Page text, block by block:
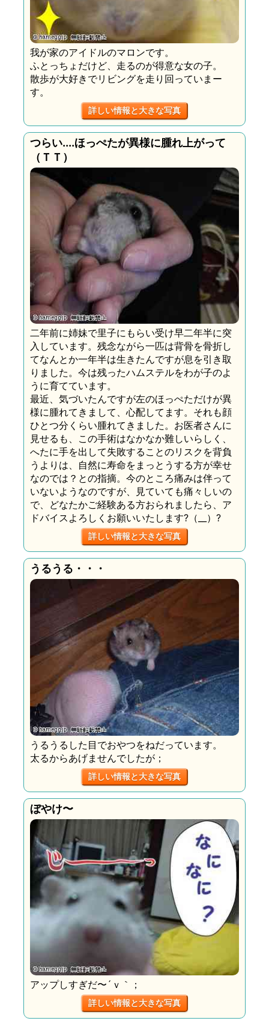
我が家のアイドルのマロンです。
ふとっちょだけど、走るのが得意な女の子。
散歩が大好きでリビングを走り回っていまー
す。
詳しい情報と大きな写真
つらい....ほっぺたが異様に腫れ上がって
（ＴＴ）
二年前に姉妹で里子にもらい受け早二年半に突
入しています。残念ながら一匹は背骨を骨折し
てなんとか一年半は生きたんですが息を引き取
りました。今は残ったハムステルをわが子のよ
うに育てています。
最近、気づいたんですが左のほっぺただけが異
様に腫れてきまして、心配してます。それも顔
ひとつ分くらい腫れてきました。お医者さんに
見せるも、この手術はなかなか難しいらしく、
へたに手を出して失敗することのリスクを背負
うよりは、自然に寿命をまっとうする方が幸せ
なのでは？との指摘。今のところ痛みは伴って
いないようなのですが、見ていても痛々しいの
で、どなたかご経験ある方おられましたら、ア
ドバイスよろしくお願いいたします?（__）?
詳しい情報と大きな写真
うるうる・・・
うるうるした目でおやつをねだっています。
太るからあげませんでしたが；
詳しい情報と大きな写真
ぼやけ〜
アップしすぎだ〜´ｖ｀；
詳しい情報と大きな写真